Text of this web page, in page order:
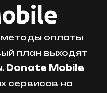
оплаты
план выходят
Donate Mobile
сервисов на